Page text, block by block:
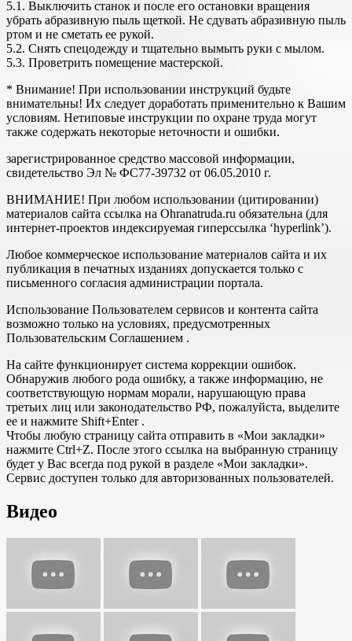
5.1. Выключить станок и после его остановки вращения
убрать абра­зивную пыль щеткой. Не сдувать абразивную пыль
ртом и не сметать ее рукой.
5.2. Снять спецодежду и тщательно вымыть руки с мылом.
5.3. Проветрить помещение мастерской.
* Внимание! При использовании инструкций будьте
внимательны! Их следует доработать применительно к Вашим
условиям. Нетиповые инструкции по охране труда могут
также содержать некоторые неточности и ошибки.
зарегистрированное средство массовой информации,
свидетельство Эл № ФС77-39732 от 06.05.2010 г.
ВНИМАНИЕ! При любом использовании (цитировании)
материалов сайта ссылка на Ohranatruda.ru обязательна (для
интернет-проектов индексируемая гиперссылка ‘hyperlink’).
Любое коммерческое использование материалов сайта и их
публикация в печатных изданиях допускается только с
письменного согласия администрации портала.
Использование Пользователем сервисов и контента сайта
возможно только на условиях, предусмотренных
Пользовательским Соглашением .
На сайте функционирует система коррекции ошибок.
Обнаружив любого рода ошибку, а также информацию, не
соответствующую нормам морали, нарушающую права
третьих лиц или законодательство РФ, пожалуйста, выделите
ее и нажмите Shift+Enter .
Чтобы любую страницу сайта отправить в «Мои закладки»
нажмите Ctrl+Z. После этого ссылка на выбранную страницу
будет у Вас всегда под рукой в разделе «Мои закладки».
Сервис доступен только для авторизованных пользователей.
Видео